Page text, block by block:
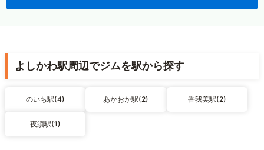
よしかわ駅周辺でジムを駅から探す
のいち駅(4) あかおか駅(2) 香我美駅(2)
夜須駅(1)